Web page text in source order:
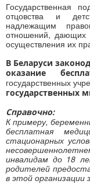
Государственная
отцовства и
надлежащим
отношений, дающих
осуществления их
В Беларуси
оказание
государственных
государственных
Справочно:
К примеру,
бесплатная
стационарных
инвалидам до 18
родителей
в этой организации